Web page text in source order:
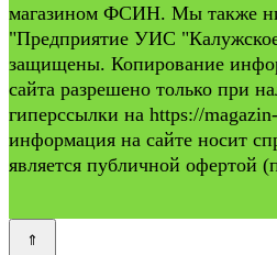
магазином ФСИН. Мы также
"Предприятие УИС
защищены. Копирование
сайта разрешено только при
гиперссылки на https://
информация на сайте носит
является публичной офертой